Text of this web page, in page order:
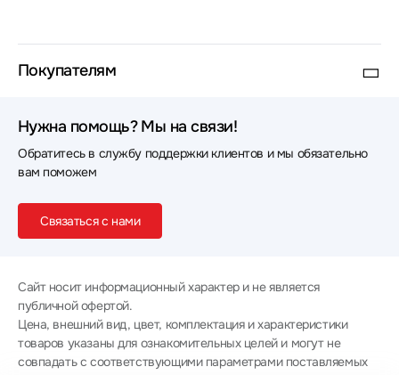
Покупателям
Нужна помощь? Мы на связи!
Обратитесь в службу поддержки клиентов и мы обязательно
вам поможем
Связаться с нами
Сайт носит информационный характер и не является
публичной офертой.
Цена, внешний вид, цвет, комплектация и характеристики
товаров указаны для ознакомительных целей и могут не
совпадать с соответствующими параметрами поставляемых